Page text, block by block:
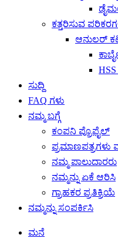
ಕತ್ತರಿಸುವ
ಆನುಲರ್
ಸುದ್ದಿ
FAQ ಗಳು
ನಮ್ಮ ಬಗ್ಗೆ
ಕಂಪನಿ ಪ್ರೊಫೈಲ್
ಪ್ರಮಾಣಪತ್ರಗಳು
ನಮ್ಮ ಪಾಲುದಾರರು
ನಮ್ಮನ್ನು ಏಕೆ ಆರಿಸಿ
ಗ್ರಾಹಕರ ಪ್ರತಿಕ್ರಿಯೆ
ನಮ್ಮನ್ನು ಸಂಪರ್ಕಿಸಿ
ಮನೆ